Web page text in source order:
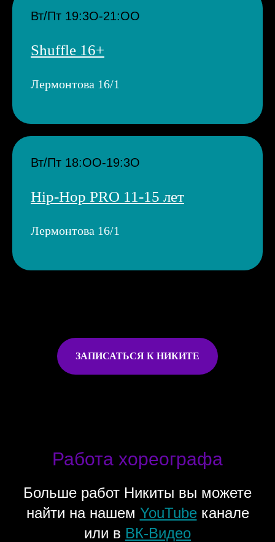
Вт/Пт 19:3О-21:ОО
Shuffle 16+
Лермонтова 16/1
Вт/Пт 18:ОО-19:3О
Hip-Hop PRO 11-15 лет
Лермонтова 16/1
ЗАПИСАТЬСЯ К НИКИТЕ
Работа хореографа
Больше работ Никиты вы можете
найти на нашем YouTubeканале
или в ВК-Видео